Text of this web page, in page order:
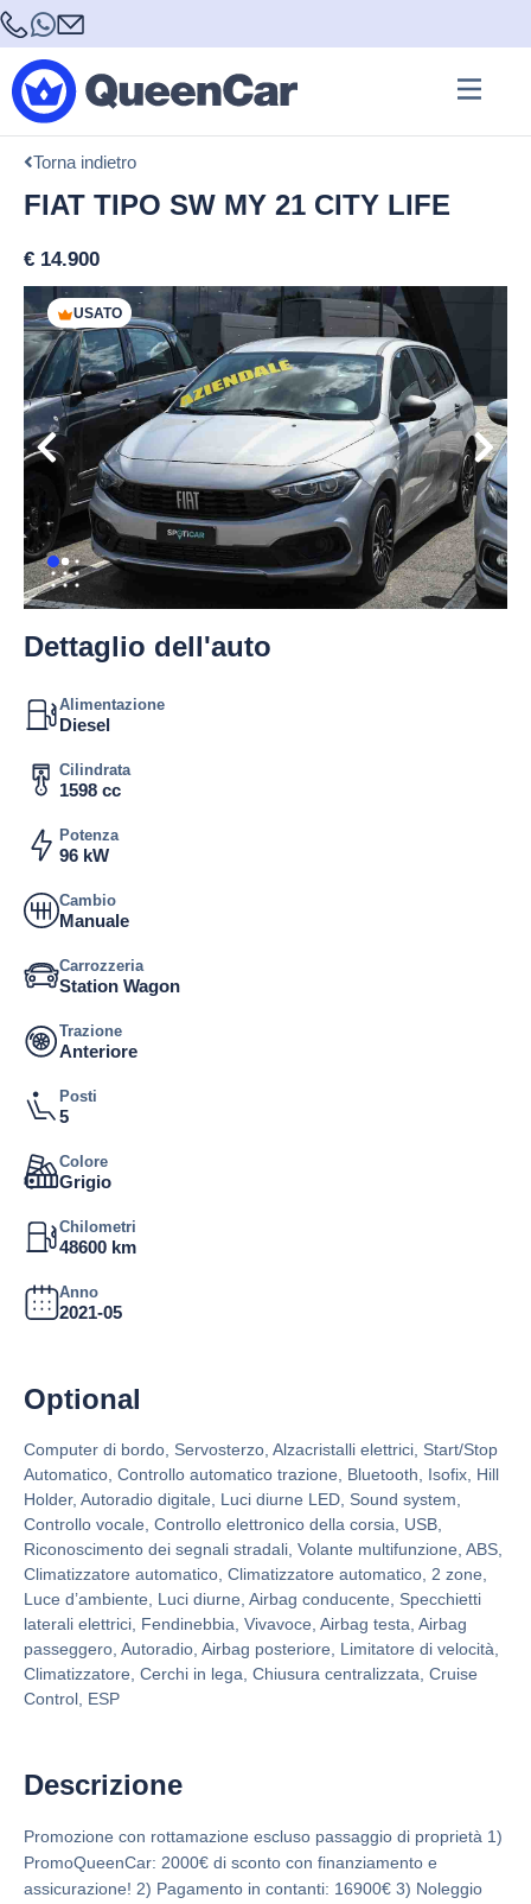
Torna indietro
FIAT TIPO SW MY 21 CITY LIFE
€ 14.900
USATO
Dettaglio dell'auto
Alimentazione
Diesel
Cilindrata
1598 cc
Potenza
96 kW
Cambio
Manuale
Carrozzeria
Station Wagon
Trazione
Anteriore
Posti
5
Colore
Grigio
Chilometri
48600 km
Anno
2021-05
Optional
Computer di bordo, Servosterzo, Alzacristalli elettrici, Start/Stop
Automatico, Controllo automatico trazione, Bluetooth, Isofix, Hill
Holder, Autoradio digitale, Luci diurne LED, Sound system,
Controllo vocale, Controllo elettronico della corsia, USB,
Riconoscimento dei segnali stradali, Volante multifunzione, ABS,
Climatizzatore automatico, Climatizzatore automatico, 2 zone,
Luce d’ambiente, Luci diurne, Airbag conducente, Specchietti
laterali elettrici, Fendinebbia, Vivavoce, Airbag testa, Airbag
passeggero, Autoradio, Airbag posteriore, Limitatore di velocità,
Climatizzatore, Cerchi in lega, Chiusura centralizzata, Cruise
Control, ESP
Descrizione
Promozione con rottamazione escluso passaggio di proprietà 1)
PromoQueenCar: 2000€ di sconto con finanziamento e
assicurazione! 2) Pagamento in contanti: 16900€ 3) Noleggio